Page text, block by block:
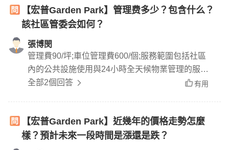
【宏普Garden Park】管理费多少？包含什么？
該社區管委会如何？
張博閔
管理費90/坪;車位管理費600/個;服務範圍包括社區
內的公共設施使用與24小時全天候物業管理的服
務。
全部2個回答 有用
【宏普Garden Park】近幾年的價格走勢怎麼
樣？預計未來一段時間是漲還是跌？